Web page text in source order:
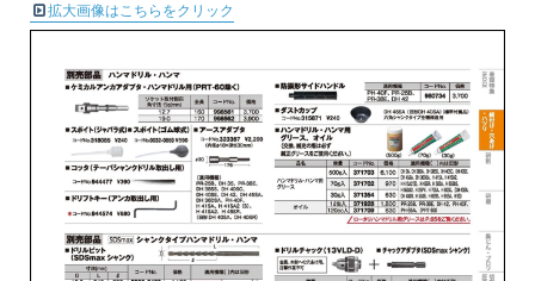
拡大画像はこちらをクリック